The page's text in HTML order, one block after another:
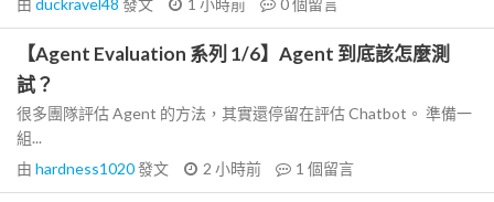
由 duckravel48 發文 1 小時前 0個留言
【Agent Evaluation 系列 1/6】Agent 到底該怎麼測
試？
很多團隊評估 Agent 的方法，其實還停留在評估 Chatbot。 準備一
組...
由 hardness1020發文 2 小時前 1 個留言